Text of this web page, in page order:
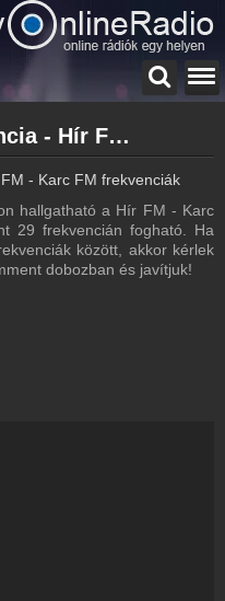
Hír FM - Karc FM frekvencia - Hír FM - Karc FM frekvenciák
- Karc FM frekvenciák
hallgatható a Hír FM - Karc
29 frekvencián fogható. Ha
között, akkor kérlek
dobozban és javítjuk!